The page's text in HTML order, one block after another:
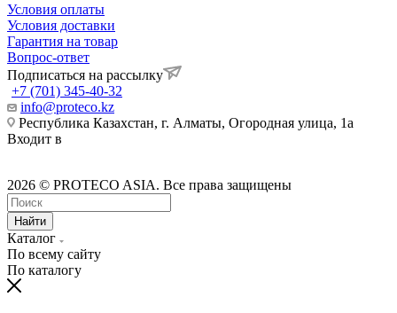
Условия оплаты
Условия доставки
Гарантия на товар
Вопрос-ответ
Подписаться на рассылку
+7 (701) 345-40-32
info@proteco.kz
Республика Казахстан, г. Алматы, ​Огородная улица, 1а
Входит в
2026 © PROTECO ASIA. Все права защищены
Найти
Каталог
По всему сайту
По каталогу